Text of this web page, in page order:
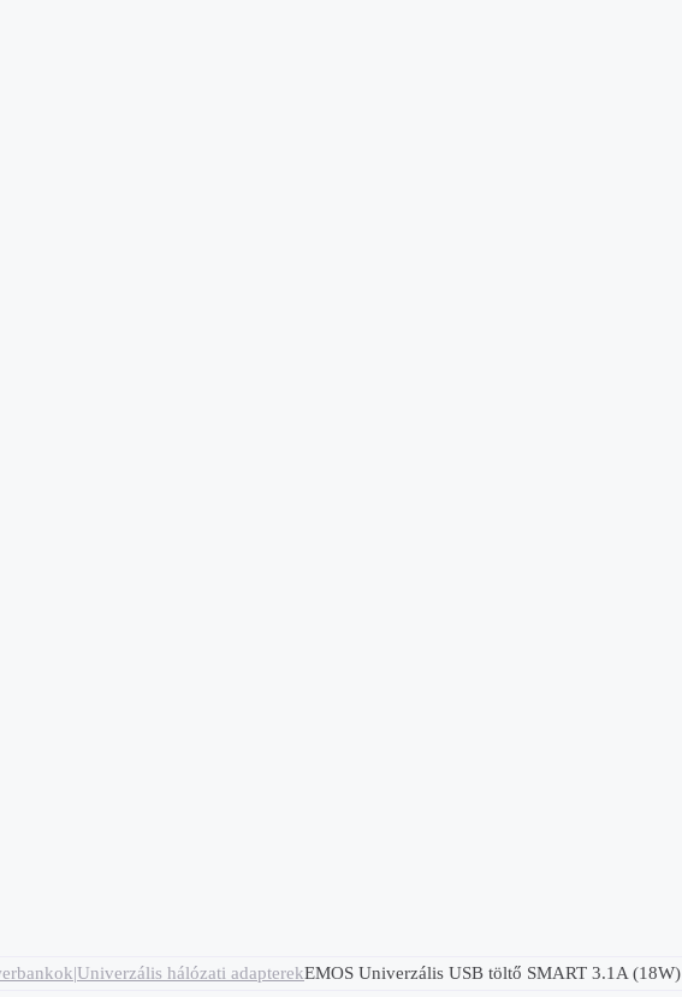
hálózati adapterekEMOS Univerzális USB töltő SMART 3.1A (18W)